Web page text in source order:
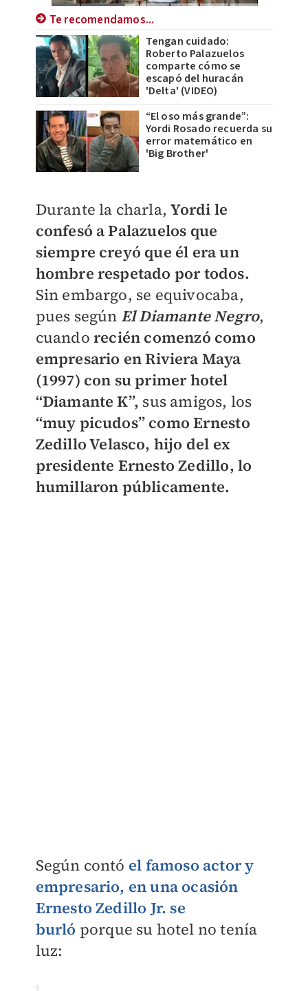
Te recomendamos...
Tengan cuidado:
Roberto Palazuelos
comparte cómo se
escapó del huracán
'Delta' (VIDEO)
“El oso más grande”:
Yordi Rosado recuerda su
error matemático en
'Big Brother'
Durante la charla,Yordi le
confesó a Palazuelos que
siempre creyó que él era un
hombre respetado por todos.
Sin embargo, se equivocaba,
pues según El Diamante Negro,
cuando recién comenzó como
empresario en Riviera Maya
(1997) con su primer hotel
“Diamante K”, sus amigos, los
“muy picudos” como Ernesto
Zedillo Velasco, hijo del ex
presidente Ernesto Zedillo, lo
humillaron públicamente.
Según contó el famoso actor y
empresario, en una ocasión
Ernesto Zedillo Jr. se
burló porque su hotel no tenía
luz: